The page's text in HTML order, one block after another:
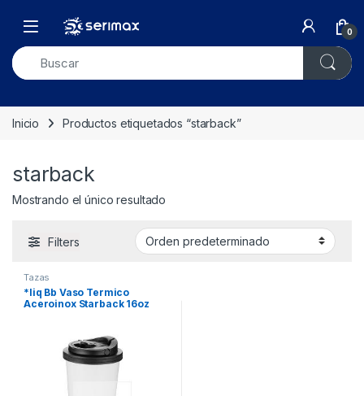
Open 0
Inicio Productos etiquetados “starback”
starback
Mostrando el único resultado
Filters
Tazas
*liq Bb Vaso Termico
Aceroinox Starback 16oz